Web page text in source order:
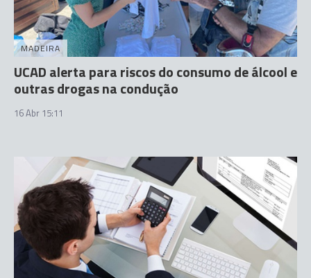
MADEIRA
UCAD alerta para riscos do consumo de álcool e
outras drogas na condução
16 Abr 15:11